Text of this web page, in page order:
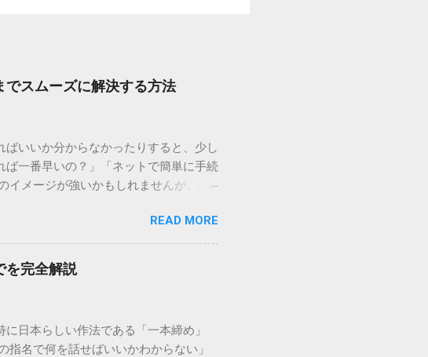
スムーズに解決する方法
いいか分からなかったりすると、少し
一番早いの？」「ネットで簡単に手続
メージが強いかもしれませんが、個
方でも迷わずに解決できる方法を詳しく
トワークを持つ大手運送会社です。特
人で利用する場合、他の宅配業者と
す。地域に密着した各拠点が配送をコ
トです。まずは、今抱えている悩みが
的です。現在の荷物がいったいどこに
READ MORE
を完全解説
日本らしい作法である「一本締め」
名で何を話せばいいかわからない」